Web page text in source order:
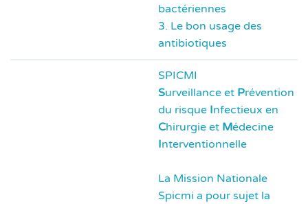
bactériennes
3. Le bon usage des
antibiotiques
SPICMI
Surveillance et Prévention
du risque Infectieux en
Chirurgie et Médecine
Interventionnelle
La Mission Nationale
Spicmi a pour sujet la